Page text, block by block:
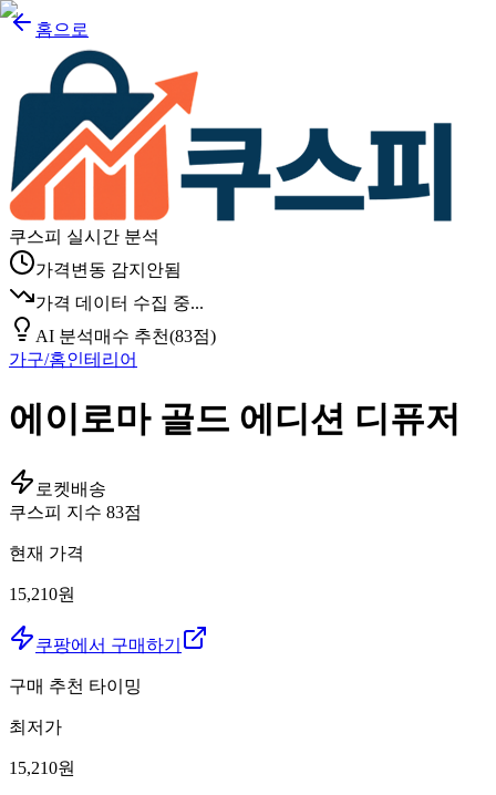
홈으로
쿠스피 실시간 분석
가격변동 감지안됨
가격 데이터 수집 중...
AI 분석매수 추천(83점)
가구/홈인테리어
에이로마 골드 에디션 디퓨저
로켓배송
쿠스피 지수 83점
현재 가격
15,210원
쿠팡에서 구매하기
구매 추천 타이밍
최저가
15,210원